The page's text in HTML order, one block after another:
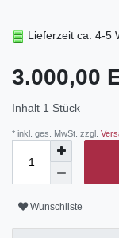
Lieferzeit ca. 4-5
3.000,00
Inhalt 1 Stück
* inkl. ges. MwSt. zzgl.
Wunschliste